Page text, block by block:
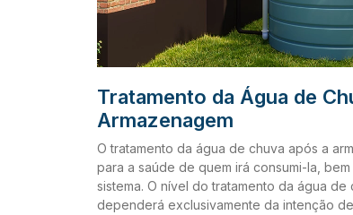
Tratamento da Água de
Armazenagem
O tratamento da água de chuva após a
para a saúde de quem irá consumi-la,
sistema. O nível do tratamento da água
dependerá exclusivamente da intenção